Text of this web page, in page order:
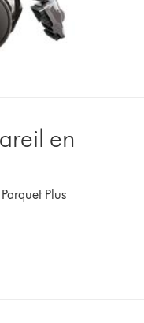
en
Plus